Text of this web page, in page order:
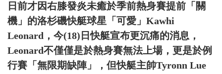
日前才因右膝發炎未癒於季前熱身賽提前「關
機」的洛杉磯快艇球星「可愛」Kawhi
Leonard，今(18)日快艇宣布更沉痛的消息，
Leonard不僅僅是於熱身賽無法上場，更是於例
行賽「無限期缺陣」，但快艇主帥Tyronn Lue